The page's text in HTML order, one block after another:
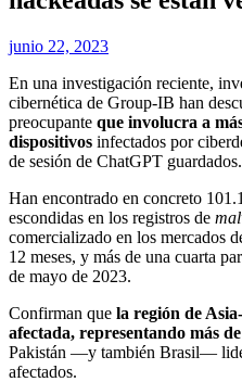
junio 22, 2023
En una investigación reciente,
cibernética de Group-IB han
preocupante que involucra a
dispositivos infectados por
de sesión de ChatGPT guardados.
Han encontrado en concreto
escondidas en los registros de
comercializado en los mercados
12 meses, y más de una cuarta
de mayo de 2023.
Confirman que la región de
afectada, representando más
Pakistán —y también Brasil—
afectados.